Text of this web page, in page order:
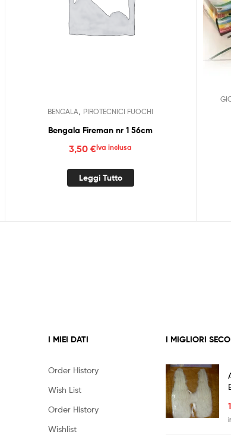
BENGALA PIROTECNICI FUOCHI
Bengala Fireman nr 1 56cm
3,50€Iva inclusa
Leggi Tutto
I MIEI DATI
Order History
Wish List
Order History
Wishlist
I MIGLIORI